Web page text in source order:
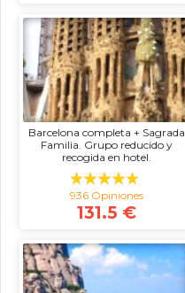
Barcelona completa + Sagrada
Familia. Grupo reducido y
recogida en hotel.
936 Opiniones
131.5 €